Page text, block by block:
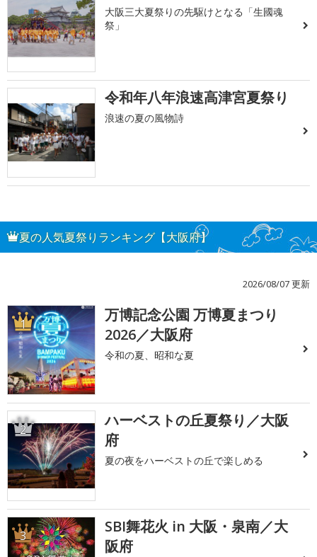
大阪三大夏祭りの先駆けとなる「生國魂
祭」
令和年八年浪速高津宮夏祭り
浪速の夏の風物詩
夏の人気夏祭りランキング【大阪府】
2026/08/07 更新
1
万博記念公園 万博夏まつり
2026／大阪府
令和の夏、昭和な夏
2
ハーベストの丘夏祭り／大阪
府
夏の夜をハーベストの丘で楽しめる
3
SBI舞花火 in 大阪・泉南／大
阪府